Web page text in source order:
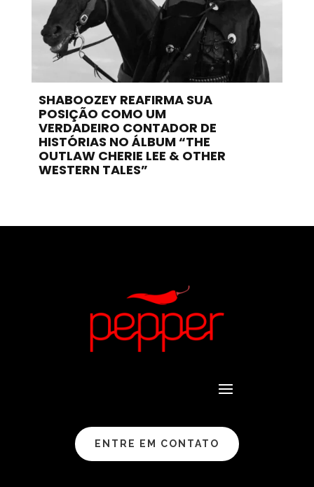
SHABOOZEY REAFIRMA SUA
POSIÇÃO COMO UM
VERDADEIRO CONTADOR DE
HISTÓRIAS NO ÁLBUM “THE
OUTLAW CHERIE LEE & OTHER
WESTERN TALES”
ENTRE EM CONTATO